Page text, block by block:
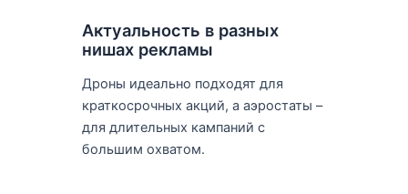
Актуальность в разных
нишах рекламы
Дроны идеально подходят для
краткосрочных акций, а аэростаты –
для длительных кампаний с
большим охватом.